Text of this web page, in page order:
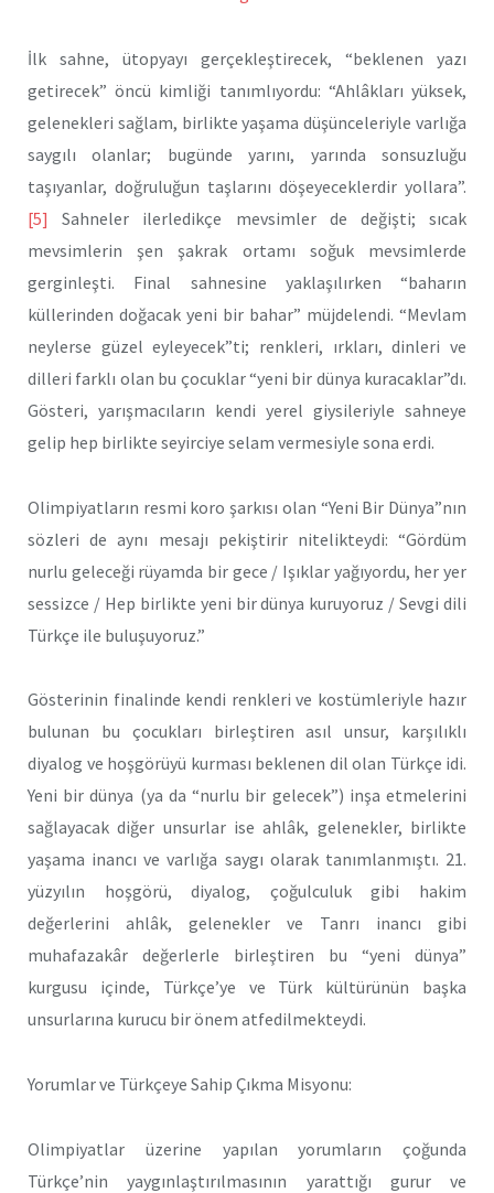
İlk sahne, ütopyayı gerçekleştirecek, “beklenen yazı
getirecek” öncü kimliği tanımlıyordu: “Ahlâkları yüksek,
gelenekleri sağlam, birlikte yaşama düşünceleriyle varlığa
saygılı olanlar; bugünde yarını, yarında sonsuzluğu
taşıyanlar, doğruluğun taşlarını döşeyeceklerdir yollara”.
[5] Sahneler ilerledikçe mevsimler de değişti; sıcak
mevsimlerin şen şakrak ortamı soğuk mevsimlerde
gerginleşti. Final sahnesine yaklaşılırken “baharın
küllerinden doğacak yeni bir bahar” müjdelendi. “Mevlam
neylerse güzel eyleyecek”ti; renkleri, ırkları, dinleri ve
dilleri farklı olan bu çocuklar “yeni bir dünya kuracaklar”dı.
Gösteri, yarışmacıların kendi yerel giysileriyle sahneye
gelip hep birlikte seyirciye selam vermesiyle sona erdi.
Olimpiyatların resmi koro şarkısı olan “Yeni Bir Dünya”nın
sözleri de aynı mesajı pekiştirir nitelikteydi: “Gördüm
nurlu geleceği rüyamda bir gece / Işıklar yağıyordu, her yer
sessizce / Hep birlikte yeni bir dünya kuruyoruz / Sevgi dili
Türkçe ile buluşuyoruz.”
Gösterinin finalinde kendi renkleri ve kostümleriyle hazır
bulunan bu çocukları birleştiren asıl unsur, karşılıklı
diyalog ve hoşgörüyü kurması beklenen dil olan Türkçe idi.
Yeni bir dünya (ya da “nurlu bir gelecek”) inşa etmelerini
sağlayacak diğer unsurlar ise ahlâk, gelenekler, birlikte
yaşama inancı ve varlığa saygı olarak tanımlanmıştı. 21.
yüzyılın hoşgörü, diyalog, çoğulculuk gibi hakim
değerlerini ahlâk, gelenekler ve Tanrı inancı gibi
muhafazakâr değerlerle birleştiren bu “yeni dünya”
kurgusu içinde, Türkçe’ye ve Türk kültürünün başka
unsurlarına kurucu bir önem atfedilmekteydi.
Yorumlar ve Türkçeye Sahip Çıkma Misyonu:
Olimpiyatlar üzerine yapılan yorumların çoğunda
Türkçe’nin yaygınlaştırılmasının yarattığı gurur ve